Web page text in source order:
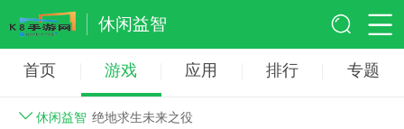
休闲益智
首页 游戏 应用 排行 专题
休闲益智 绝地求生未来之役